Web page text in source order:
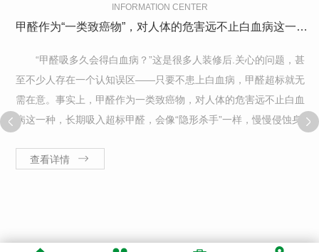
INFORMATION CENTER
甲醛作为“一类致癌物”，对人体的危害远不止白血病这一种！
“甲醛吸多久会得白血病？”这是很多人装修后.关心的问题，甚
至不少人存在一个认知误区——只要不患上白血病，甲醛超标就无
需在意。事实上，甲醛作为一类致癌物，对人体的危害远不止白血
病这一种，长期吸入超标甲醛，会像“隐形杀手”一样，慢慢侵蚀身体
值得警惕。首先要明确一个核...
查看详情